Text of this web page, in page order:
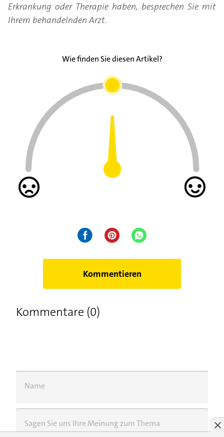
Erkrankung oder Therapie haben, besprechen Sie mit
Ihrem behandelnden Arzt.
Wie finden Sie diesen Artikel?
Kommentieren
Kommentare (0)
Name
Sagen Sie uns Ihre Meinung zum Thema